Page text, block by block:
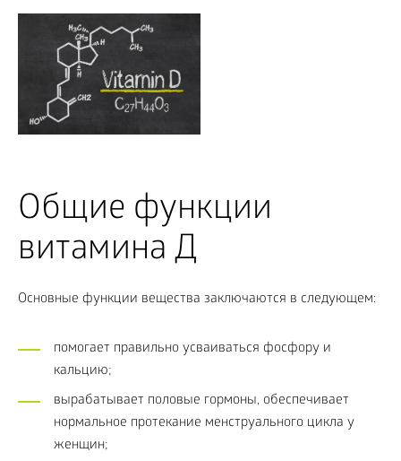
Общие функции
витамина Д
Основные функции вещества заключаются в следующем:
помогает правильно усваиваться фосфору и
кальцию;
вырабатывает половые гормоны, обеспечивает
нормальное протекание менструального цикла у
женщин;